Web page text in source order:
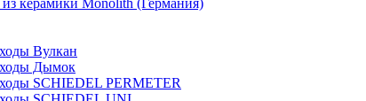
из керамики Monolith (Германия)
Вулкан
Дымок
SCHIEDEL PERMETER